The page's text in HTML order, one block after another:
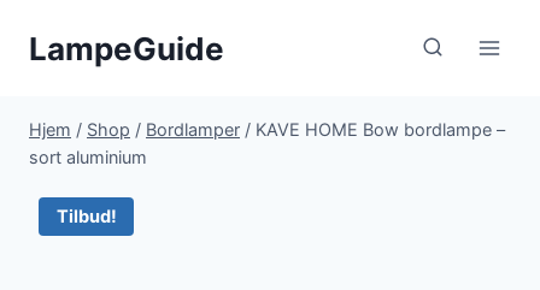
LampeGuide
Hjem / Shop / Bordlamper / KAVE HOME Bow bordlampe –
sort aluminium
Tilbud!